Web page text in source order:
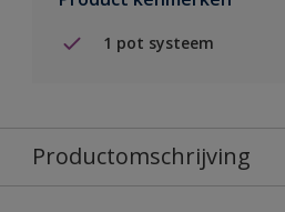
1 pot systeem
Productomschrijving